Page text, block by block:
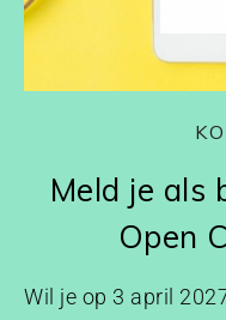
Meld je als
Open
Wil je op 3 april